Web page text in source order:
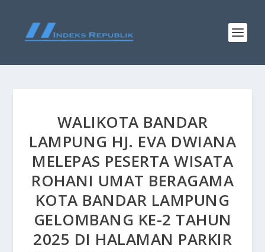
WALIKOTA BANDAR
LAMPUNG HJ. EVA DWIANA
MELEPAS PESERTA WISATA
ROHANI UMAT BERAGAMA
KOTA BANDAR LAMPUNG
GELOMBANG KE-2 TAHUN
2025 DI HALAMAN PARKIR